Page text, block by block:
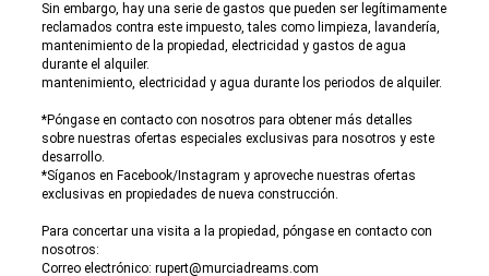
Sin embargo, hay una serie de gastos que pueden ser legítimamente
reclamados contra este impuesto, tales como limpieza, lavandería,
mantenimiento de la propiedad, electricidad y gastos de agua
durante el alquiler.
mantenimiento, electricidad y agua durante los periodos de alquiler.
*Póngase en contacto con nosotros para obtener más detalles
sobre nuestras ofertas especiales exclusivas para nosotros y este
desarrollo.
*Síganos en Facebook/Instagram y aproveche nuestras ofertas
exclusivas en propiedades de nueva construcción.
Para concertar una visita a la propiedad, póngase en contacto con
nosotros:
Correo electrónico: rupert@murciadreams.com